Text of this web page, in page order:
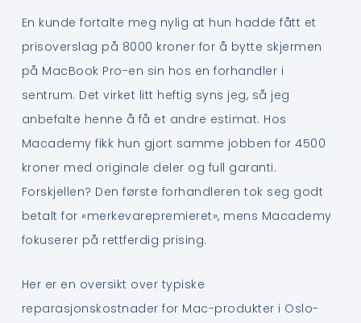
En kunde fortalte meg nylig at hun hadde fått et
prisoverslag på 8000 kroner for å bytte skjermen
på MacBook Pro-en sin hos en forhandler i
sentrum. Det virket litt heftig syns jeg, så jeg
anbefalte henne å få et andre estimat. Hos
Macademy fikk hun gjort samme jobben for 4500
kroner med originale deler og full garanti.
Forskjellen? Den første forhandleren tok seg godt
betalt for «merkevarepremieret», mens Macademy
fokuserer på rettferdig prising.
Her er en oversikt over typiske
reparasjonskostnader for Mac-produkter i Oslo-